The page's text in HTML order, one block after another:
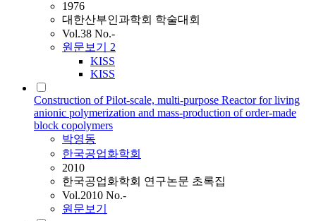
1976
대한산부인과학회 학술대회
Vol.38 No.-
원문보기 2
KISS
KISS
Construction of Pilot-scale, multi-purpose Reactor for living
anionic polymerization and mass-production of order-made
block copolymers
박영동
한국공업화학회
2010
한국공업화학회 연구논문 초록집
Vol.2010 No.-
원문보기